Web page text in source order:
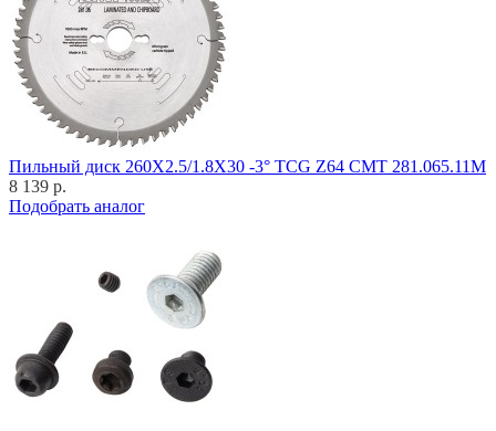
Пильный диск 260X2.5/1.8X30 -3° TCG Z64 CMT 281.065.11M
8 139 р.
Подобрать аналог